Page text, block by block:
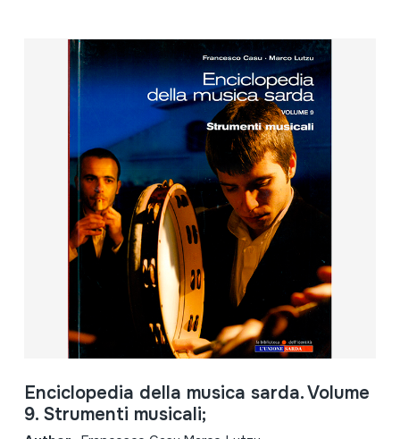
Enciclopedia della musica sarda. Volume
9. Strumenti musicali;